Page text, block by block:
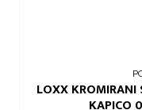
LOXX KROMIRANI
KAPICO